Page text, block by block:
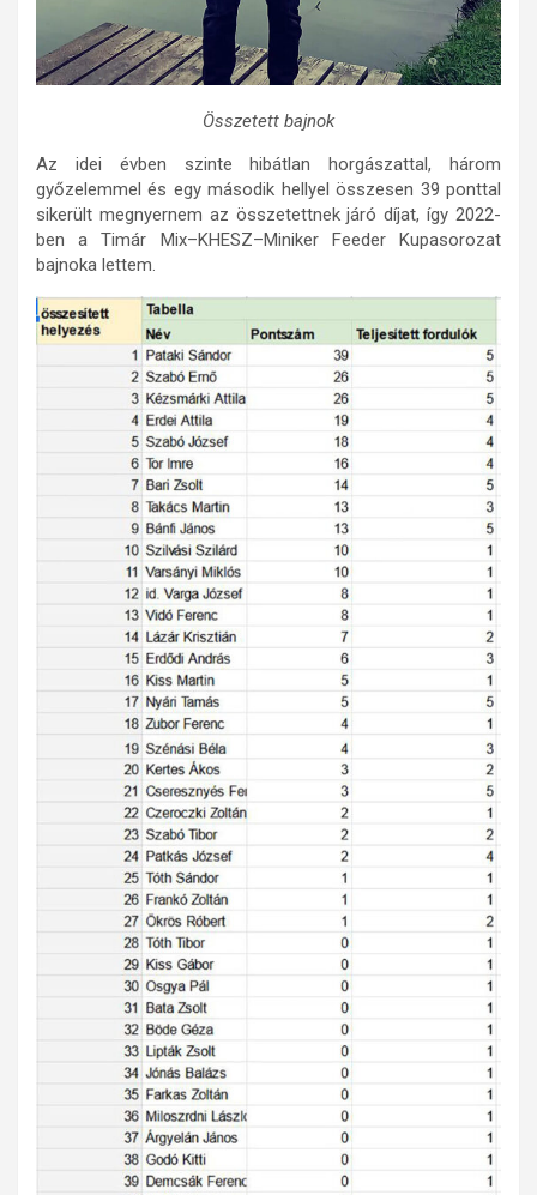
Összetett bajnok
Az idei évben szinte hibátlan horgászattal, három
győzelemmel és egy második hellyel összesen 39 ponttal
sikerült megnyernem az összetettnek járó díjat, így 2022-
ben a Timár Mix–KHESZ–Miniker Feeder Kupasorozat
bajnoka lettem.